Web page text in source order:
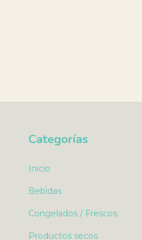
Categorías
Inicio
Bebidas
Congelados / Frescos
Productos secos